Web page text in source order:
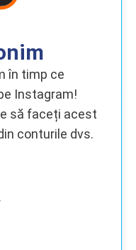
în timp ce
Instagram!
să faceți acest
conturile dvs.